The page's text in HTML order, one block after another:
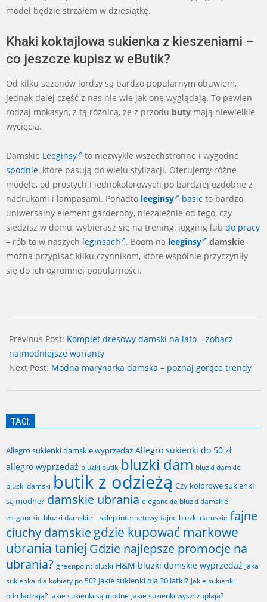
model będzie strzałem w dziesiątkę.
Khaki koktajlowa sukienka z kieszeniami –
co jeszcze kupisz w eButik?
Od kilku sezonów lordsy są bardzo popularnym obuwiem,
jednak dalej część z nas nie wie jak one wyglądają. To pewien
rodzaj mokasyn, z tą różnicą, że z przodu buty mają niewielkie
wycięcia.
Damskie Leeginsy
to niezwykle wszechstronne i wygodne
spodnie, które pasują do wielu stylizacji. Oferujemy różne
modele, od prostych i jednokolorowych po bardziej ozdobne z
nadrukami i lampasami. Ponadto leeginsy basic to bardzo
uniwersalny element garderoby, niezależnie od tego, czy
siedzisz w domu, wybierasz się na trening, jogging lub do pracy
– rób to w naszych leginsach . Boom na leeginsy
damskie
można przypisać kilku czynnikom, które wspólnie przyczyniły
się do ich ogromnej popularności.
07-
09
Previous Post: Komplet dresowy damski na lato – zobacz
najmodniejsze warianty
Next Post: Modna marynarka damska – poznaj gorące trendy
TAGI:
Allegro sukienki damskie wyprzedaż Allegro sukienki do 50 zł
allegro wyprzedaż bluzki butik bluzki dam bluzki damkie
bluzki damski butik z odzieżą Czy kolorowe sukienki
są modne? damskie ubrania eleganckie bluzki damskie
eleganckie bluzki damskie – sklep internetowy fajne bluzki damskie fajne
ciuchy damskiegdzie kupować markowe
ubrania taniej Gdzie najlepsze promocje na
ubrania? greenpoint bluzki H&M bluzki damskie wyprzedaż Jaka
sukienka dla kobiety po 50? Jakie sukienki dla 30 latki? Jakie sukienki
odmładzają? jakie sukienki są modne Jakie sukienki wyszczuplają?